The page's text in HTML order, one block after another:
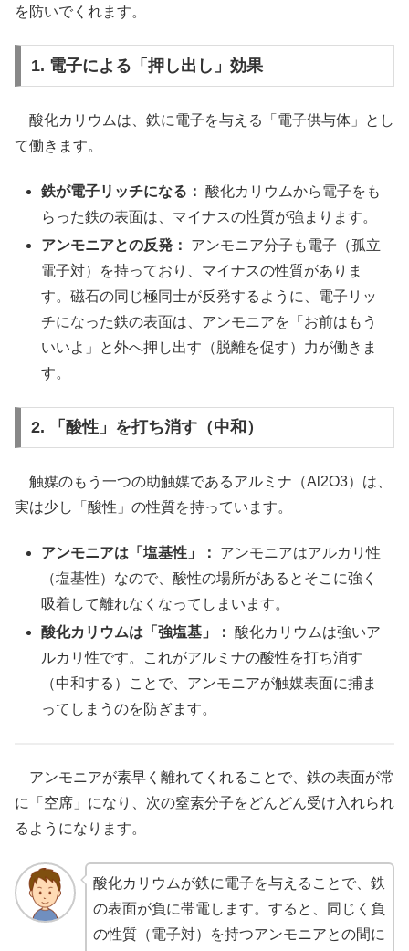
を防いでくれます。
1. 電子による「押し出し」効果
酸化カリウムは、鉄に電子を与える「電子供与体」とし
て働きます。
鉄が電子リッチになる： 酸化カリウムから電子をも
らった鉄の表面は、マイナスの性質が強まります。
アンモニアとの反発：
アンモニア分子も電子（孤立
電子対）を持っており、マイナスの性質がありま
す。磁石の同じ極同士が反発するように、電子リッ
チになった鉄の表面は、アンモニアを「お前はもう
いいよ」と外へ押し出す（脱離を促す）力が働きま
す。
2. 「酸性」を打ち消す（中和）
触媒のもう一つの助触媒であるアルミナ（Al2O3）は、
実は少し「酸性」の性質を持っています。
アンモニアは「塩基性」：
アンモニアはアルカリ性
（塩基性）なので、酸性の場所があるとそこに強く
吸着して離れなくなってしまいます。
酸化カリウムは「強塩基」： 酸化カリウムは強いア
ルカリ性です。これがアルミナの酸性を打ち消す
（中和する）ことで、アンモニアが触媒表面に捕ま
ってしまうのを防ぎます。
アンモニアが素早く離れてくれることで、鉄の表面が常
に「空席」になり、次の窒素分子をどんどん受け入れられ
るようになります。
酸化カリウムが鉄に電子を与えることで、鉄
の表面が負に帯電します。すると、同じく負
の性質（電子対）を持つアンモニアとの間に